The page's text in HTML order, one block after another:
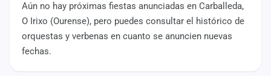
Aún no hay próximas fiestas anunciadas en Carballeda,
O Irixo (Ourense), pero puedes consultar el histórico de
orquestas y verbenas en cuanto se anuncien nuevas
fechas.
Vídeos
Anuncios